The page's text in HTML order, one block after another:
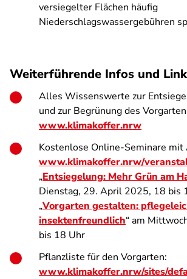
versiegelter Flächen häufig
Niederschlagswassergebühren
Weiterführende Infos und
Alles Wissenswerte zur
und zur Begrünung des
www.klimakoffer.nrw
Kostenlose Online-Seminare
www.klimakoffer.nrw/
„Entsiegelung: Mehr Grün am
Dienstag, 29. April 2025, 18 bis
„Vorgarten gestalten:
insektenfreundlich“ am
bis 18 Uhr
Pflanzliste für den Vorgarten:
www.klimakoffer.nrw/sites/